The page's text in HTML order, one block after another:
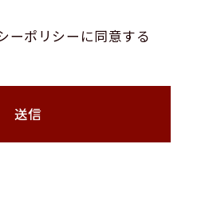
提供
めに必要な限度で公正かつ適
利用及び提供を行います。ま
ーポリシーに同意する